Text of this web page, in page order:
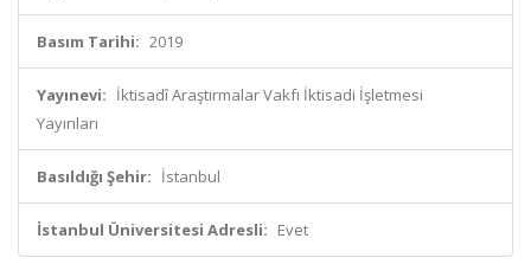
Basım Tarihi: 2019
Yayınevi: İktisadî Araştırmalar Vakfı İktisadi İşletmesi
Yayınları
Basıldığı Şehir: İstanbul
İstanbul Üniversitesi Adresli: Evet